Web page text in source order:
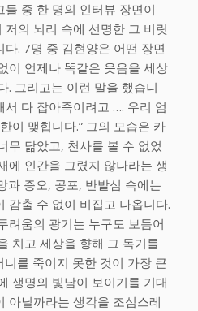
중 한 명의 인터뷰 장면이
의 뇌리 속에 선명한 그 비릿
. 7명 중 김현양은 어떤 장면
이 언제나 똑같은 웃음을 세상
. 그리고는 이런 말을 했습니
서 다 잡아죽이려고 …. 우리 엄
이 맺힙니다.” 그의 모습은 카
무 닮았고, 천사를 볼 수 없었
에 인간을 그렸지 않나라는 생
과 증오, 공포, 반발심 속에는
감출 수 없이 비집고 나옵니다.
려움의 광기는 누구도 보듬어
치고 세상을 향해 그 독기를
를 죽이지 못한 것이 가장 큰
생명의 빛남이 보이기를 기대
아닐까라는 생각을 조심스레